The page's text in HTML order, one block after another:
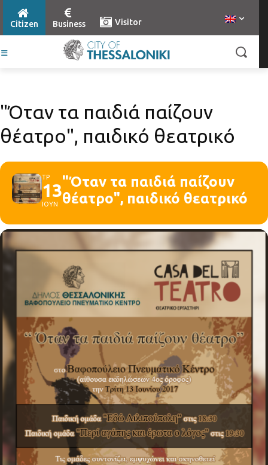
Citizen Business Visitor
"Όταν τα παιδιά παίζουν
θέατρο", παιδικό θεατρικό
ΤΡ
13
ΙΟΥΝ
"Όταν τα παιδιά παίζουν
θέατρο", παιδικό θεατρικό